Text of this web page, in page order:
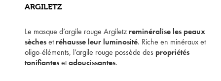
ARGILETZ
Le masque d’argile rouge Argiletz reminéralise les peaux
sèchesetréhausse leur luminosité. Riche en minéraux et
oligo-éléments, l’argile rouge possède des propriétés
tonifiantesetadoucissantes.